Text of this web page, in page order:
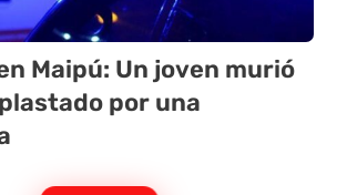
Maipú: Un joven murió
por una